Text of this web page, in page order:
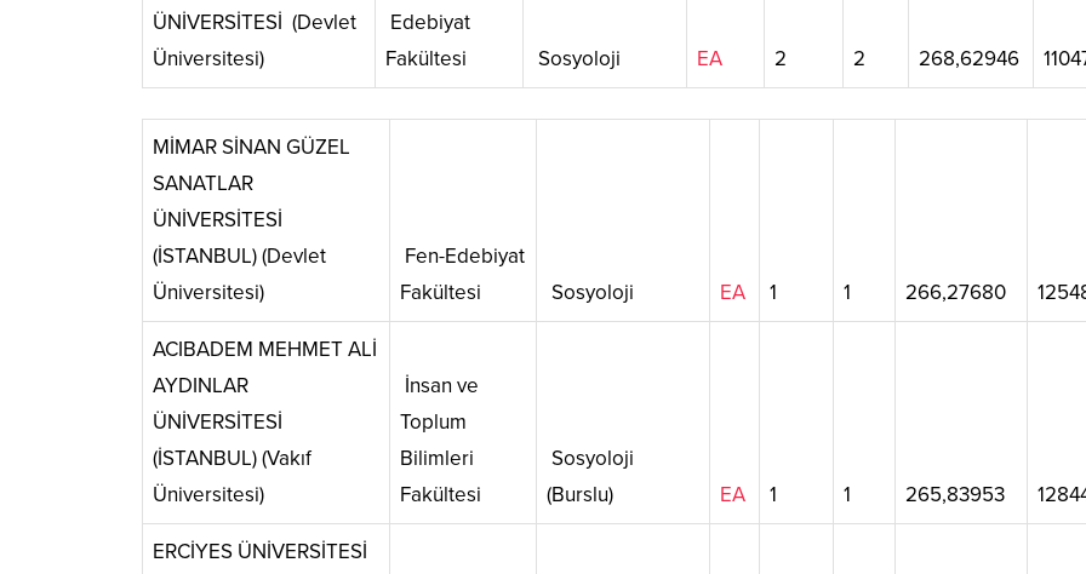
ÜNİVERSİTESİ (Devlet
Üniversitesi)
Edebiyat
Fakültesi
Sosyoloji EA 2 2 268,62946
MİMAR SİNAN GÜZEL
SANATLAR
ÜNİVERSİTESİ
(İSTANBUL) (Devlet
Üniversitesi)
Fen-Edebiyat
Fakültesi
Sosyoloji EA 1 1 266,27680
ACIBADEM MEHMET ALİ
AYDINLAR
ÜNİVERSİTESİ
(İSTANBUL) (Vakıf
Üniversitesi)
İnsan ve
Toplum
Bilimleri
Fakültesi
Sosyoloji
(Burslu)
EA 1 1 265,83953
ERCİYES ÜNİVERSİTESİ